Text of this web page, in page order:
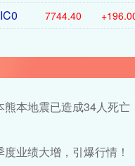
7744.40
熊本地震已造成34人死亡
业绩大增，引爆行情！